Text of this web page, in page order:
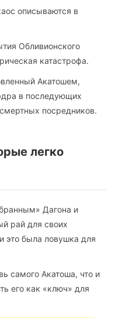
описываются в
Обливионского
катастрофа.
Акатошем,
в последующих
посредников.
легко
Дагона и
рай для своих
это была ловушка для
самого Акатоша, что и
его как «ключ» для